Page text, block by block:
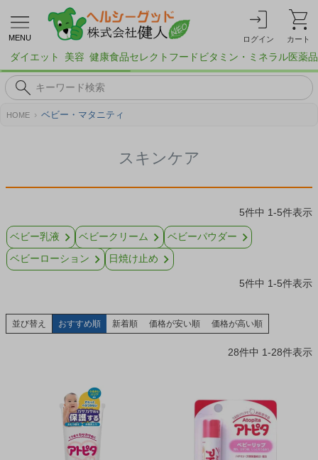
MENU ログイン カート
ダイエット 美容 健康食品セレクトフード ビタミン・ミネラル医薬品
HOME ベビー・マタニティ
スキンケア
5件中 1-5件表示
ベビー乳液 ベビークリーム
ベビーパウダー
ベビーローション
日焼け止め
5件中 1-5件表示
並び替え おすすめ順 新着順 価格が安い順 価格が高い順
28件中 1-28件表示